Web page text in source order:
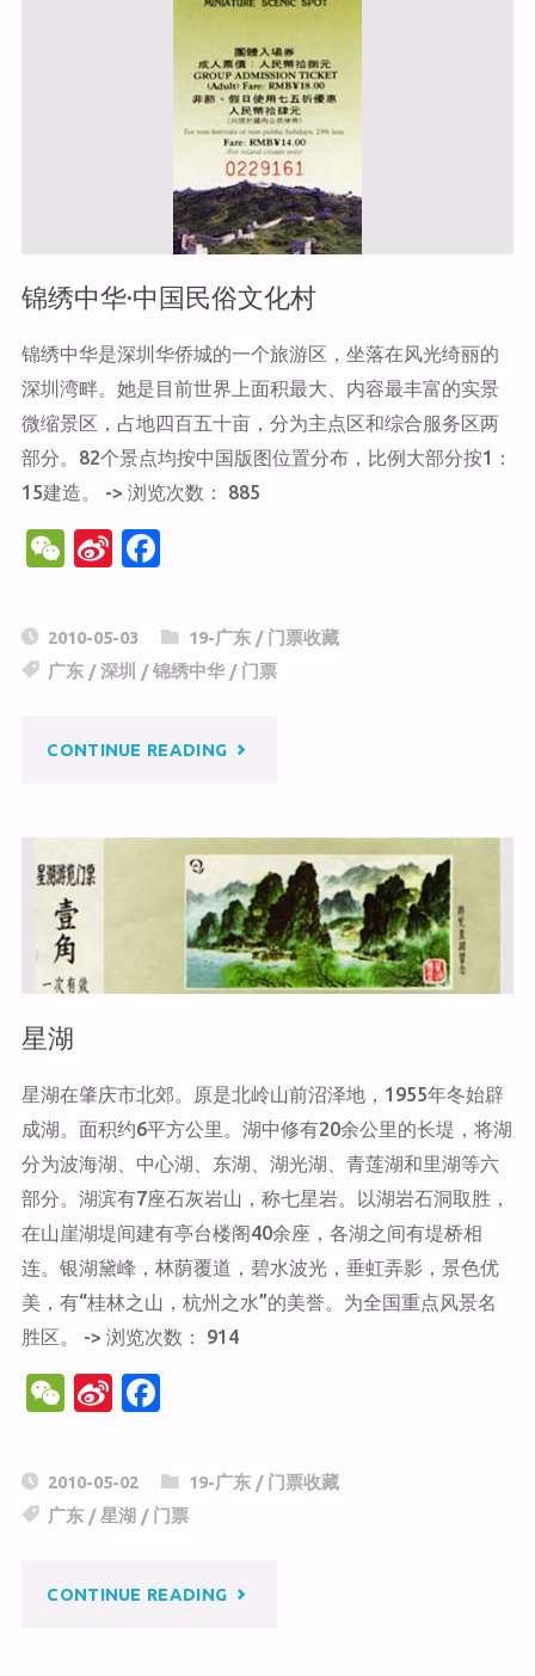
博
物
馆"
锦绣中华·中国民俗文化村
锦绣中华是深圳华侨城的一个旅游区，坐落在风光绮丽的
深圳湾畔。她是目前世界上面积最大、内容最丰富的实景
微缩景区，占地四百五十亩，分为主点区和综合服务区两
部分。82个景点均按中国版图位置分布，比例大部分按1：
15建造。 -> 浏览次数： 885
W
C
h
Si
a
W
b
c
e
o
2010-05-03 19-广东/ 门票收藏
广东 /深圳 /锦绣中华 / 门票
CONTINUE READING"锦
中
华
·
国
俗
文
星湖
星湖在肇庆市北郊。原是北岭山前沼泽地，1955年冬始辟
成湖。面积约6平方公里。湖中修有20余公里的长堤，将湖
分为波海湖、中心湖、东湖、湖光湖、青莲湖和里湖等六
部分。湖滨有7座石灰岩山，称七星岩。以湖岩石洞取胜，
在山崖湖堤间建有亭台楼阁40余座，各湖之间有堤桥相
连。银湖黛峰，林荫覆道，碧水波光，垂虹弄影，景色优
美，有“桂林之山，杭州之水”的美誉。为全国重点风景名
胜区。 -> 浏览次数： 914
W
C
h
Si
a
W
b
c
e
o
2010-05-02 19-广东/ 门票收藏
广东 /星湖 / 门票
CONTINUE READING"星